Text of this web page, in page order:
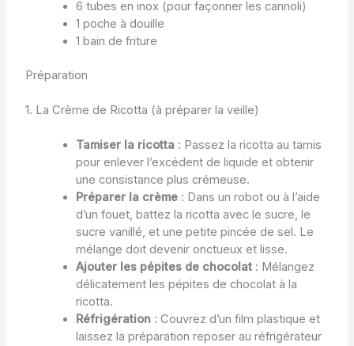
6 tubes en inox (pour façonner les cannoli)
1 poche à douille
1 bain de friture
Préparation
1. La Crème de Ricotta (à préparer la veille)
Tamiser la ricotta: Passez la ricotta au tamis
pour enlever l’excédent de liquide et obtenir
une consistance plus crémeuse.
Préparer la crème: Dans un robot ou à l’aide
d’un fouet, battez la ricotta avec le sucre, le
sucre vanillé, et une petite pincée de sel. Le
mélange doit devenir onctueux et lisse.
Ajouter les pépites de chocolat: Mélangez
délicatement les pépites de chocolat à la
ricotta.
Réfrigération: Couvrez d’un film plastique et
laissez la préparation reposer au réfrigérateur